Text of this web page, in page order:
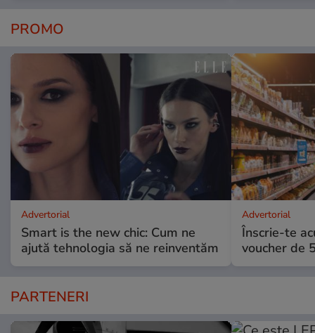
PROMO
Advertorial
Smart is the new chic: Cum ne
ajută tehnologia să ne reinventăm
Advertorial
Înscrie-te
voucher de
PARTENERI